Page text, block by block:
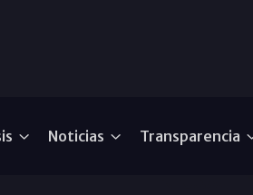
Noticias Transparencia